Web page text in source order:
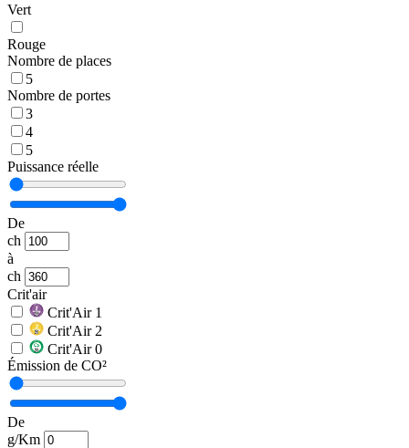
Vert
Rouge
Nombre de places
5
Nombre de portes
3
4
5
Puissance réelle
De
ch
à
ch
Crit'air
Crit'Air 1
Crit'Air 2
Crit'Air 0
Émission de CO²
De
g/Km